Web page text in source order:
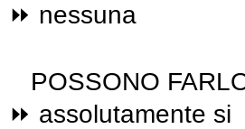
⏩ nessuna
POSSONO
⏩ assolutamente si